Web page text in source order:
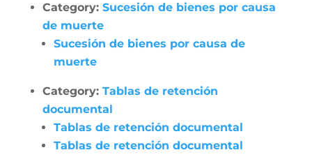
Category: Sucesión de bienes por causa
de muerte
Sucesión de bienes por causa de
muerte
Category: Tablas de retención
documental
Tablas de retención documental
Tablas de retención documental